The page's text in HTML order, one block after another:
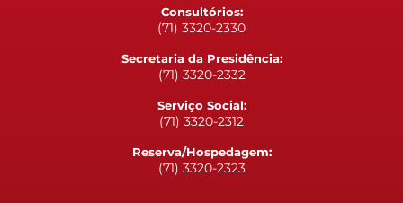
Consultórios:
(71) 3320-2330
Secretaria da Presidência:
(71) 3320-2332
Serviço Social:
(71) 3320-2312
Reserva/Hospedagem:
(71) 3320-2323